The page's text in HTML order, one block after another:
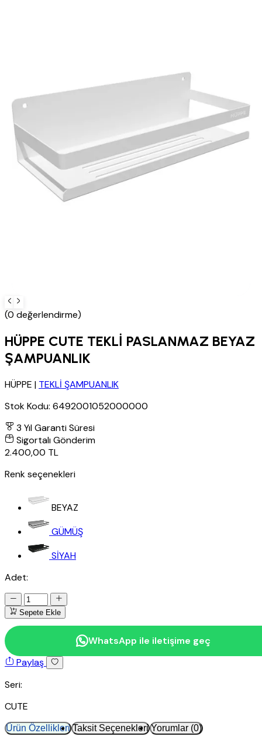
(0 değerlendirme)
HÜPPE CUTE TEKLİ PASLANMAZ BEYAZ
ŞAMPUANLIK
HÜPPE | TEKLİ ŞAMPUANLIK
Stok Kodu: 6492001052000000
3 Yıl Garanti Süresi
Sigortalı Gönderim
2.400,00 TL
Renk seçenekleri
BEYAZ
GÜMÜŞ
SİYAH
Adet:
Sepete Ekle
WhatsApp ile iletişime geç
Paylaş
Seri:
CUTE
Ürün Özellikleri Taksit Seçenekleri Yorumlar (0)